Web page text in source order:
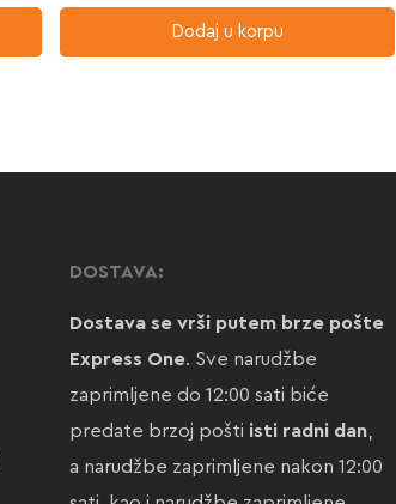
Dodaj u korpu
DOSTAVA:
Dostava se vrši putem brze pošte
Express One. Sve narudžbe
zaprimljene do 12:00 sati biće
predate brzoj pošti isti radni dan,
a narudžbe zaprimljene nakon 12:00